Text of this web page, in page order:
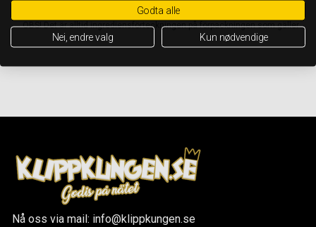
OBS! Det är alltid ingrediensförteckningen på förpackningen som gäller
Nå oss via mail: info@klippkungen.se
Godta alle
Nei, endre valg Kun nødvendige